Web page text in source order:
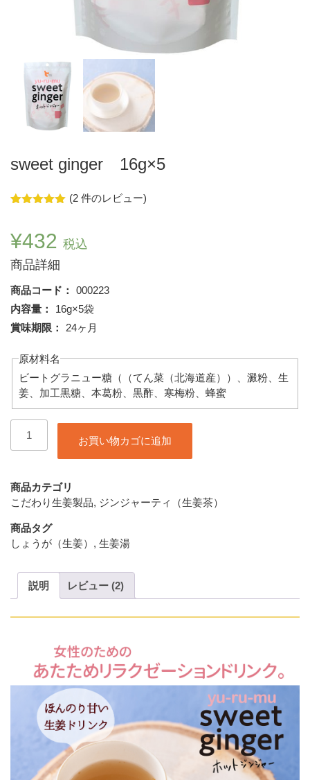
sweet ginger 16g×5
く5段階評
価のうち、
(2 件のレビュー)
¥432 税込
商品詳細
商品コード：
000223
内容量：
16g×5袋
賞味期限：
24ヶ月
原材料名
ビートグラニュー糖（（てん菜（北海道産））、澱粉、生
姜、加工黒糖、本葛粉、黒酢、寒梅粉、蜂蜜
ginger
お買い物カゴに追加
商品カテゴリ
こだわり生姜製品, ジンジャーティ（生姜茶）
商品タグ
しょうが（生姜） , 生姜湯
説明 レビュー (2)